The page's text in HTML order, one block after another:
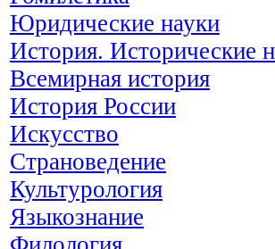
Юридические науки
История. Исторические
Всемирная история
История России
Искусство
Страноведение
Культурология
Языкознание